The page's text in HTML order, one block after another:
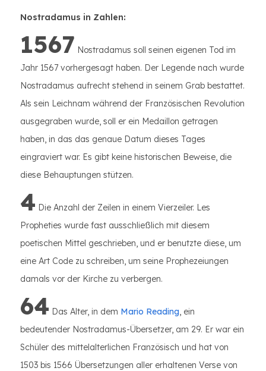
Nostradamus in Zahlen:
1567 Nostradamus soll seinen eigenen Tod im
Jahr 1567 vorhergesagt haben. Der Legende nach wurde
Nostradamus aufrecht stehend in seinem Grab bestattet.
Als sein Leichnam während der Französischen Revolution
ausgegraben wurde, soll er ein Medaillon getragen
haben, in das das genaue Datum dieses Tages
eingraviert war. Es gibt keine historischen Beweise, die
diese Behauptungen stützen.
4 Die Anzahl der Zeilen in einem Vierzeiler. Les
Propheties wurde fast ausschließlich mit diesem
poetischen Mittel geschrieben, und er benutzte diese, um
eine Art Code zu schreiben, um seine Prophezeiungen
damals vor der Kirche zu verbergen.
64 Das Alter, in dem Mario Reading, ein
bedeutender Nostradamus-Übersetzer, am 29. Er war ein
Schüler des mittelalterlichen Französisch und hat von
1503 bis 1566 Übersetzungen aller erhaltenen Verse von